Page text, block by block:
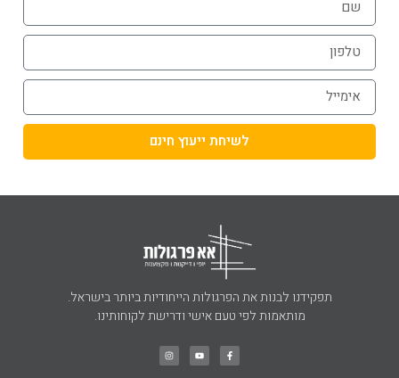
לשיחת ייעוץ חינם
תפקידנו לבנות את הפרגולות הייחודיות ביותר בישראל.
מותאמות לפי טעם אישי ודרישת לקוחותינו.